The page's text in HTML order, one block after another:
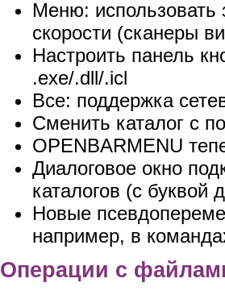
Меню: использовать
скорости (сканеры
Настроить панель
.exe/.dll/.icl
Все: поддержка
Сменить каталог с
OPENBARMENU
Диалоговое окно
каталогов (с буквой
Новые
например, в
Операции с